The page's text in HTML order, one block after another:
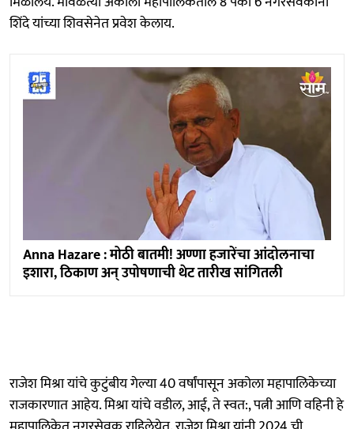
शिंदे यांच्या शिवसेनेत प्रवेश केलाय.
Anna Hazare : मोठी बातमी! अण्णा हजारेंचा आंदोलनाचा
इशारा, ठिकाण अन् उपोषणाची थेट तारीख सांगितली
राजेश मिश्रा यांचे कुटुंबीय गेल्या 40 वर्षांपासून अकोला महापालिकेच्या
राजकारणात आहेय. मिश्रा यांचे वडील, आई, ते स्वत:, पत्नी आणि वहिनी हे